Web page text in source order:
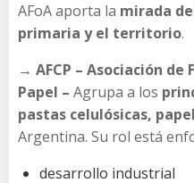
AFoA aporta la mirada
primaria y el territorio.
→ AFCP – Asociación
Papel – Agrupa a los
pastas celulósicas,
Argentina. Su rol está
desarrollo industrial